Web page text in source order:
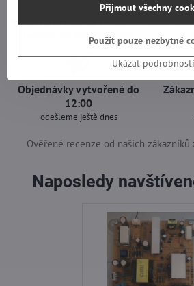
Všechny produkty testujeme
Garantujeme 100% funkčnost
Objednávky vytvořené do
12:00
odešleme ještě dnes
Ověřené recenze od našich zákazníků
Naposledy
Ukázat podrobnosti
Přijmout všechny
Použít pouze nezbytné